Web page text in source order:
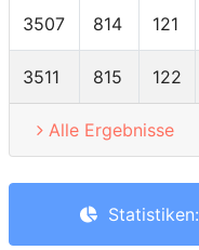
3507 814 121
3511 815 122
Alle Ergebnisse
Statistiken: